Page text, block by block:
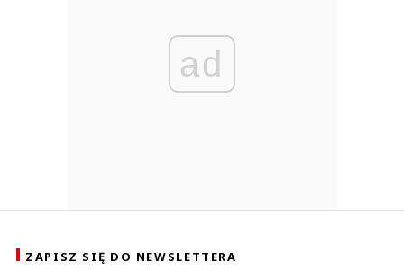
ad
ZAPISZ SIĘ DO NEWSLETTERA